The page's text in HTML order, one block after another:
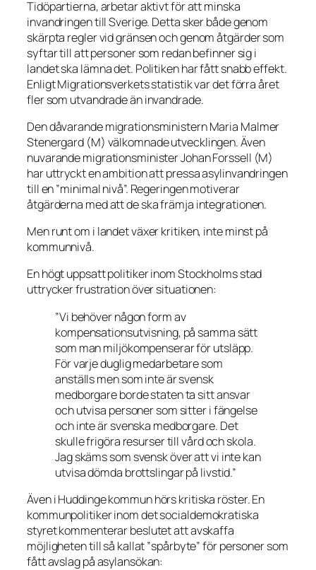
Tidöpartierna, arbetar aktivt för att minska
invandringen till Sverige. Detta sker både genom
skärpta regler vid gränsen och genom åtgärder som
syftar till att personer som redan befinner sig i
landet ska lämna det. Politiken har fått snabb effekt.
Enligt Migrationsverkets statistik var det förra året
fler som utvandrade än invandrade.
Den dåvarande migrationsministern Maria Malmer
Stenergard (M) välkomnade utvecklingen. Även
nuvarande migrationsminister Johan Forssell (M)
har uttryckt en ambition att pressa asylinvandringen
till en ”minimal nivå”. Regeringen motiverar
åtgärderna med att de ska främja integrationen.
Men runt om i landet växer kritiken, inte minst på
kommunnivå.
En högt uppsatt politiker inom Stockholms stad
uttrycker frustration över situationen:
”Vi behöver någon form av
kompensationsutvisning, på samma sätt
som man miljökompenserar för utsläpp.
För varje duglig medarbetare som
anställs men som inte är svensk
medborgare borde staten ta sitt ansvar
och utvisa personer som sitter i fängelse
och inte är svenska medborgare. Det
skulle frigöra resurser till vård och skola.
Jag skäms som svensk över att vi inte kan
utvisa dömda brottslingar på livstid.”
Även i Huddinge kommun hörs kritiska röster. En
kommunpolitiker inom det socialdemokratiska
styret kommenterar beslutet att avskaffa
möjligheten till så kallat ”spårbyte” för personer som
fått avslag på asylansökan: